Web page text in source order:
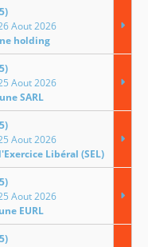
Aout 2026
holding
Aout 2026
SARL
Aout 2026
Libéral (SEL)
Aout 2026
EURL